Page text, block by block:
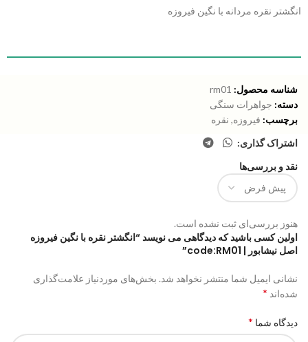
انگشتر نقره مردانه با نگین فیروزه
شناسه محصول: rm01
دسته: جواهرات سنگی
برچسب: فیروزه, نقره
اشتراک گذاری:
نقد و بررسی‌ها
هنوز بررسی‌ای ثبت نشده است.
اولین کسی باشید که دیدگاهی می نویسد “انگشتر نقره با نگین فیروزه
اصل نیشابور | code:RM01”
نشانی ایمیل شما منتشر نخواهد شد. بخش‌های موردنیاز علامت‌گذاری
شده‌اند *
دیدگاه شما *